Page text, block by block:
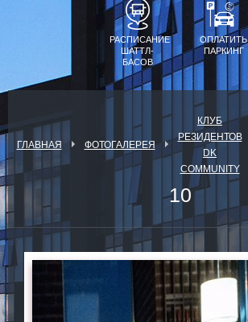
РАСПИСАНИЕ
ШАТТЛ-
БАСОВ
ОПЛАТИТЬ
ПАРКИНГ
ГЛАВНАЯ ФОТОГАЛЕРЕЯ
КЛУБ
РЕЗИДЕНТОВ
DK
COMMUNITY
10